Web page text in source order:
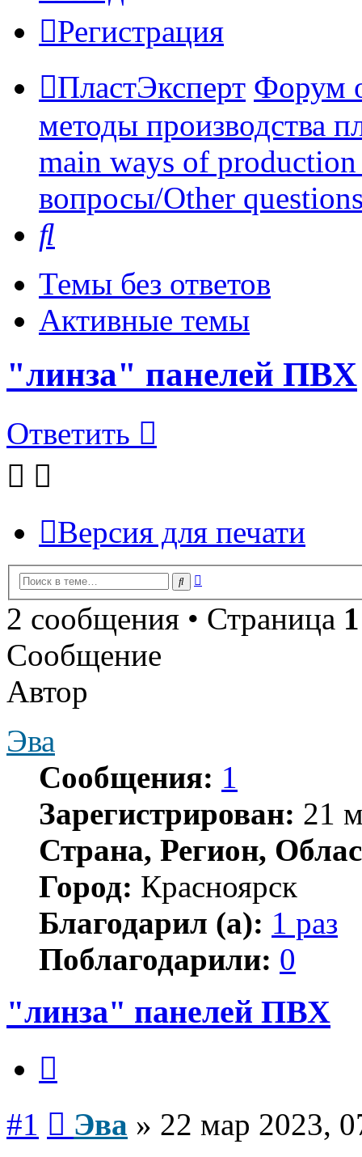
Регистрация
ПластЭксперт Форум
методы производства
main ways of
вопросы/Other
Темы без ответов
Активные темы
"линза" панелей ПВХ
Ответить
Версия для печати
Поиск
2 сообщения • Страница 1
Сообщение
Автор
Эва
Сообщения: 1
Зарегистрирован: 21
Страна, Регион,
Город: Красноярск
Благодарил (а): 1 раз
Поблагодарили: 0
"линза" панелей ПВХ
#1 Эва » 22 мар 2023,